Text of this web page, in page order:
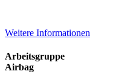
Weitere Informationen
Arbeitsgruppe
Airbag